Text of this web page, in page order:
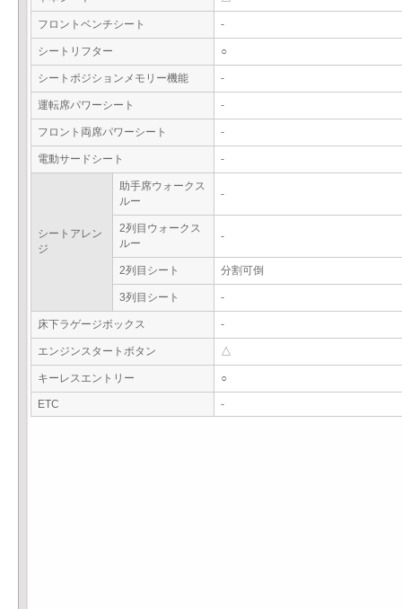
フロントベンチシート -
シートリフター ○
シートポジションメモリー機能 -
運転席パワーシート -
フロント両席パワーシート -
電動サードシート -
シートアレン
ジ
助手席ウォークス
ルー
-
2列目ウォークス
ルー
-
2列目シート 分割可倒
3列目シート -
床下ラゲージボックス -
エンジンスタートボタン △
キーレスエントリー ○
ETC -